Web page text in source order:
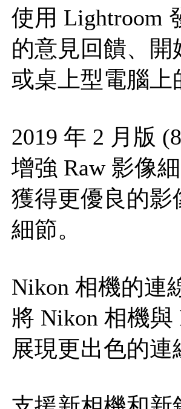
使用 Lightroom
的意見回饋、
或桌上型電腦上
2019 年 2 月版
增強 Raw 影像
獲得更優良的影
細節。
Nikon 相機的連
將 Nikon 相機與
展現更出色的